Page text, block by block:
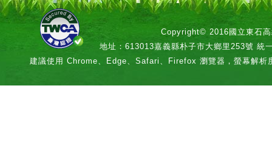
Copyright© 2016國立東石高
地址：613013嘉義縣朴子市大鄉里253號 統
建議使用 Chrome、Edge、Safari、Firefox 瀏覽器，螢幕解